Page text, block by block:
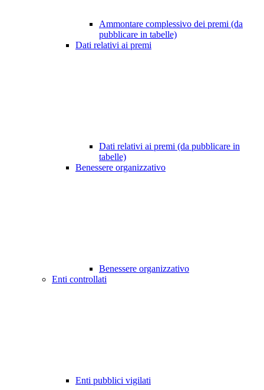
Ammontare complessivo dei premi (da
pubblicare in tabelle)
Dati relativi ai premi
Dati relativi ai premi (da pubblicare in
tabelle)
Benessere organizzativo
Benessere organizzativo
Enti controllati
Enti pubblici vigilati